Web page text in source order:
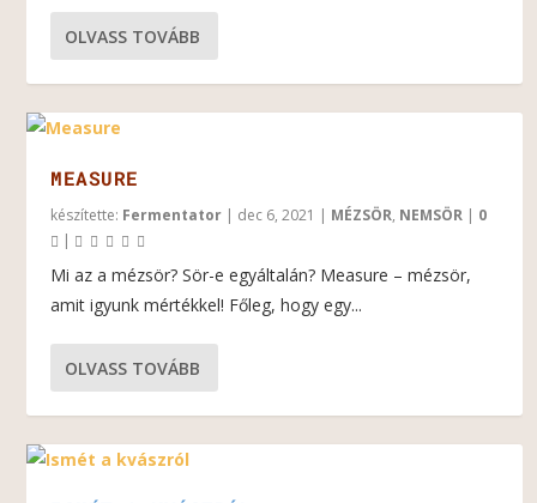
OLVASS TOVÁBB
MEASURE
készítette: Fermentator | dec 6, 2021 | MÉZSÖR, NEMSÖR | 0
|
Mi az a mézsör? Sör-e egyáltalán? Measure – mézsör,
amit igyunk mértékkel! Főleg, hogy egy...
OLVASS TOVÁBB